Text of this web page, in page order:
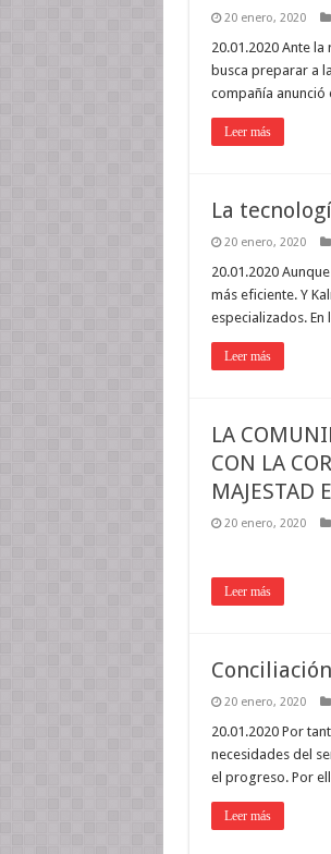
20 enero, 2020
20.01.2020 Ante
busca preparar a
compañía anunció
Leer más
La
20 enero, 2020
20.01.2020
más eficiente. Y
especializados.
Leer más
LA
CON LA
MAJESTAD
20 enero, 2020
Leer más
20 enero, 2020
20.01.2020 Por
necesidades del
el progreso. Por
Leer más